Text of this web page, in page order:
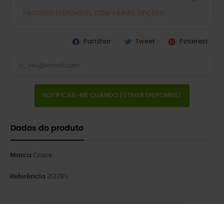
PRODUTO DISPONÍVEL COM VÁRIAS OPÇÕES
Partilhar Tweet Pinterest
NOTIFICAR-ME QUANDO ESTIVER DISPONÍVEL
Dados do produto
Marca Crocs
Referência 213785